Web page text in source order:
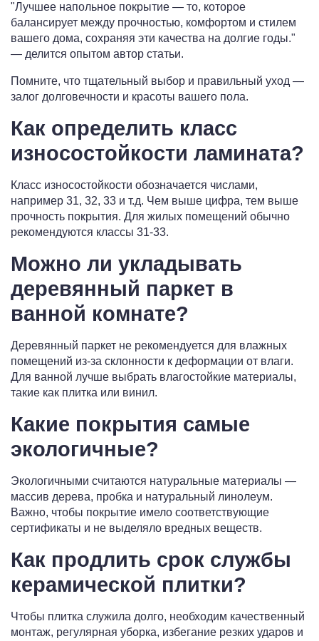
Лучшее напольное покрытие — то, которое
балансирует между прочностью, комфортом и стилем
вашего дома, сохраняя эти качества на долгие годы.
— делится опытом автор статьи.
Помните, что тщательный выбор и правильный уход —
залог долговечности и красоты вашего пола.
Как определить класс
износостойкости ламината?
Класс износостойкости обозначается числами,
например 31, 32, 33 и т.д. Чем выше цифра, тем выше
прочность покрытия. Для жилых помещений обычно
рекомендуются классы 31-33.
Можно ли укладывать
деревянный паркет в
ванной комнате?
Деревянный паркет не рекомендуется для влажных
помещений из-за склонности к деформации от влаги.
Для ванной лучше выбрать влагостойкие материалы,
такие как плитка или винил.
Какие покрытия самые
экологичные?
Экологичными считаются натуральные материалы —
массив дерева, пробка и натуральный линолеум.
Важно, чтобы покрытие имело соответствующие
сертификаты и не выделяло вредных веществ.
Как продлить срок службы
керамической плитки?
Чтобы плитка служила долго, необходим качественный
монтаж, регулярная уборка, избегание резких ударов и